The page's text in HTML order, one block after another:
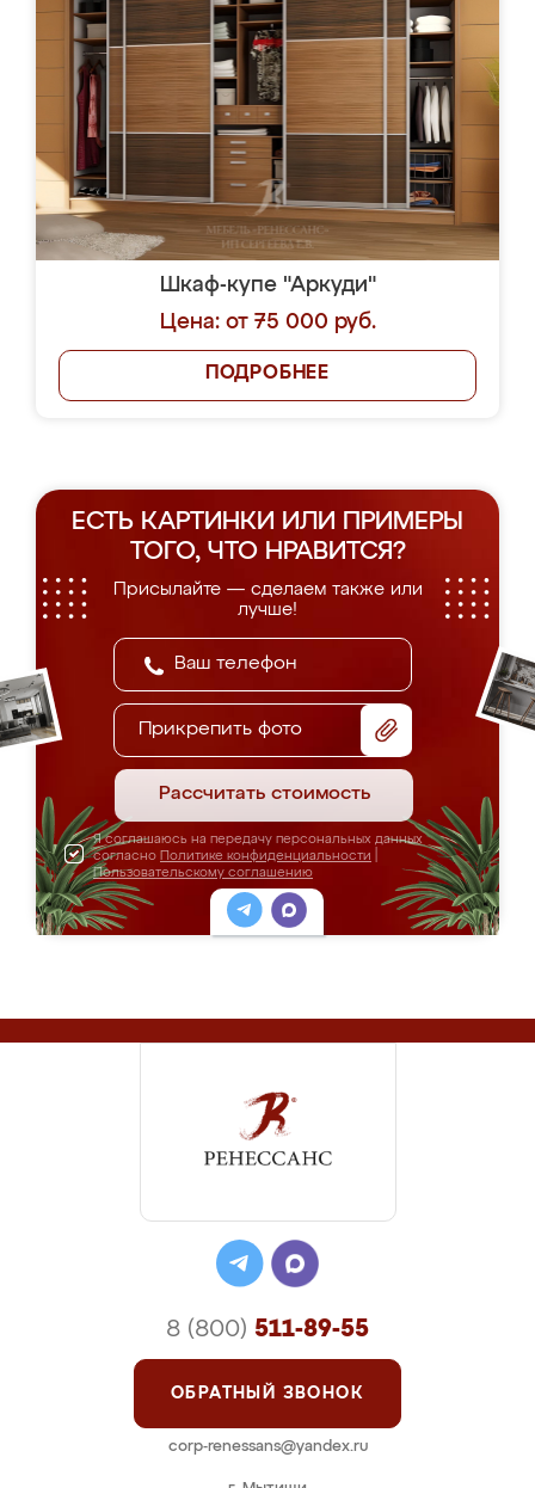
Шкаф-купе "Аркуди"
Цена: от 75 000 руб.
ПОДРОБНЕЕ
ЕСТЬ КАРТИНКИ ИЛИ ПРИМЕРЫ
ТОГО, ЧТО НРАВИТСЯ?
Присылайте — сделаем также или
лучше!
Прикрепить фото
Рассчитать стоимость
Я соглашаюсь на передачу персональных данных
согласно Политике конфиденциальности
Пользовательскому соглашению
8 (800) 511-89-55
ОБРАТНЫЙ ЗВОНОК
corp-renessans@yandex.ru